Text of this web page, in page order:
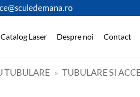
Catalog Laser Despre noi Contact
TUBULARE » TUBULARE SI